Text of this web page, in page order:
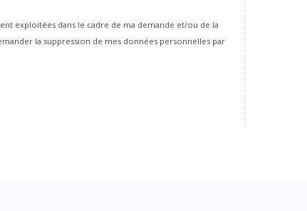
exploitées dans le cadre de ma demande et/ou de la
la suppression de mes données personnelles par